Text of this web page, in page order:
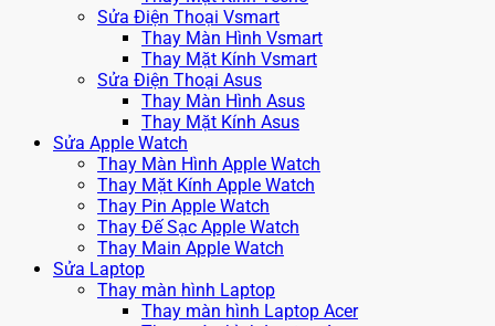
Sửa Điện Thoại Vsmart
Thay Màn Hình Vsmart
Thay Mặt Kính Vsmart
Sửa Điện Thoại Asus
Thay Màn Hình Asus
Thay Mặt Kính Asus
Sửa Apple Watch
Thay Màn Hình Apple Watch
Thay Mặt Kính Apple Watch
Thay Pin Apple Watch
Thay Đế Sạc Apple Watch
Thay Main Apple Watch
Sửa Laptop
Thay màn hình Laptop
Thay màn hình Laptop Acer